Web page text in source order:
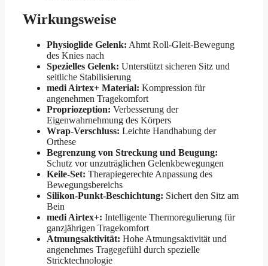
Wirkungsweise
Physioglide Gelenk: Ahmt Roll-Gleit-Bewegung
des Knies nach
Spezielles Gelenk: Unterstützt sicheren Sitz und
seitliche Stabilisierung
medi Airtex+ Material: Kompression für
angenehmen Tragekomfort
Propriozeption: Verbesserung der
Eigenwahrnehmung des Körpers
Wrap-Verschluss: Leichte Handhabung der
Orthese
Begrenzung von Streckung und Beugung:
Schutz vor unzuträglichen Gelenkbewegungen
Keile-Set: Therapiegerechte Anpassung des
Bewegungsbereichs
Silikon-Punkt-Beschichtung: Sichert den Sitz am
Bein
medi Airtex+: Intelligente Thermoregulierung für
ganzjährigen Tragekomfort
Atmungsaktivität: Hohe Atmungsaktivität und
angenehmes Tragegefühl durch spezielle
Stricktechnologie